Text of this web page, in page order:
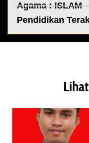
Agama : ISLAM
Pendidikan